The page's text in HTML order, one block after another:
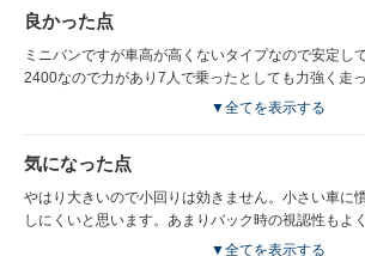
良かった点
ミニバンですが車高が高くないタイプなので安定し
2400なので力があり7人で乗ったとしても力強く走
高速道路でもかなり安定した走りでハンドルもやや
ることができそれで安定感もあるので快適に過ごす
りですが4人でゆったりと使っています。荷物も十
すし、長い荷物も載せることができます。
▼全てを表示する
気になった点
やはり大きいので小回りは効きません。小さい車に
しにくいと思います。あまりバック時の視認性もよ
ーやフロントポールで補っています。この点は程度
▼全てを表示する